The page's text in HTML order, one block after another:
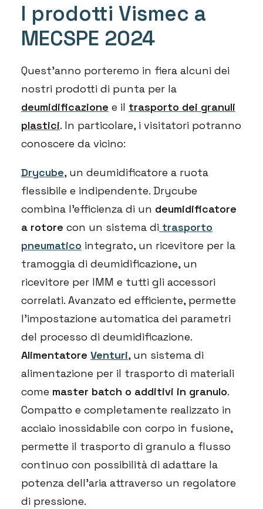
I prodotti Vismec a
MECSPE 2024
Quest’anno porteremo in fiera alcuni dei
nostri prodotti di punta per la
deumidificazione e il trasporto dei granuli
plastici. In particolare, i visitatori potranno
conoscere da vicino:
Drycube, un deumidificatore a ruota
flessibile e indipendente. Drycube
combina l’efficienza di un deumidificatore
a rotore con un sistema di trasporto
pneumatico integrato, un ricevitore per la
tramoggia di deumidificazione, un
ricevitore per IMM e tutti gli accessori
correlati. Avanzato ed efficiente, permette
l’impostazione automatica dei parametri
del processo di deumidificazione.
Alimentatore Venturi, un sistema di
alimentazione per il trasporto di materiali
come master batch o additivi in granulo.
Compatto e completamente realizzato in
acciaio inossidabile con corpo in fusione,
permette il trasporto di granulo a flusso
continuo con possibilità di adattare la
potenza dell’aria attraverso un regolatore
di pressione.